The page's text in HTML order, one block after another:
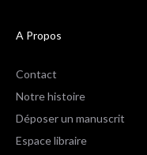
A Propos
Contact
Notre histoire
Déposer un manuscrit
Espace libraire